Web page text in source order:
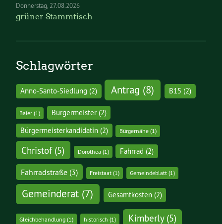
Donnerstag 27.08.2026
grüner Stammtisch
Schlagwörter
Anno-Santo-Siedlung (2) Antrag (8) B15 (2)
Baier (1) Bürgermeister(2)
Bürgermeisterkandidatin(2) Bürgernähe(1)
Christof(5) Dorothea (1) Fahrrad (2)
Fahrradstraße(3) Freistaat (1) Gemeindeblatt(1)
Gemeinderat (7) Gesamtkosten(2)
Gleichbehandlung (1) historisch (1) Kimberly(5)